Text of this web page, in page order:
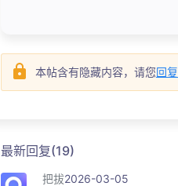
本帖含有隐藏内容，请您回复
最新回复(19)
把拔2026-03-05